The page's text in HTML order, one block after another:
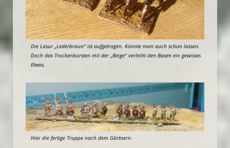
Die Lasur „Lederbraun“ ist aufgetragen. Könnte man auch schon lassen.
Doch das Trockenbürsten mit der „Beige“ verleiht den Basen ein gewisses
Etwas.
Hier die fertige Truppe nach dem Gärtnern.